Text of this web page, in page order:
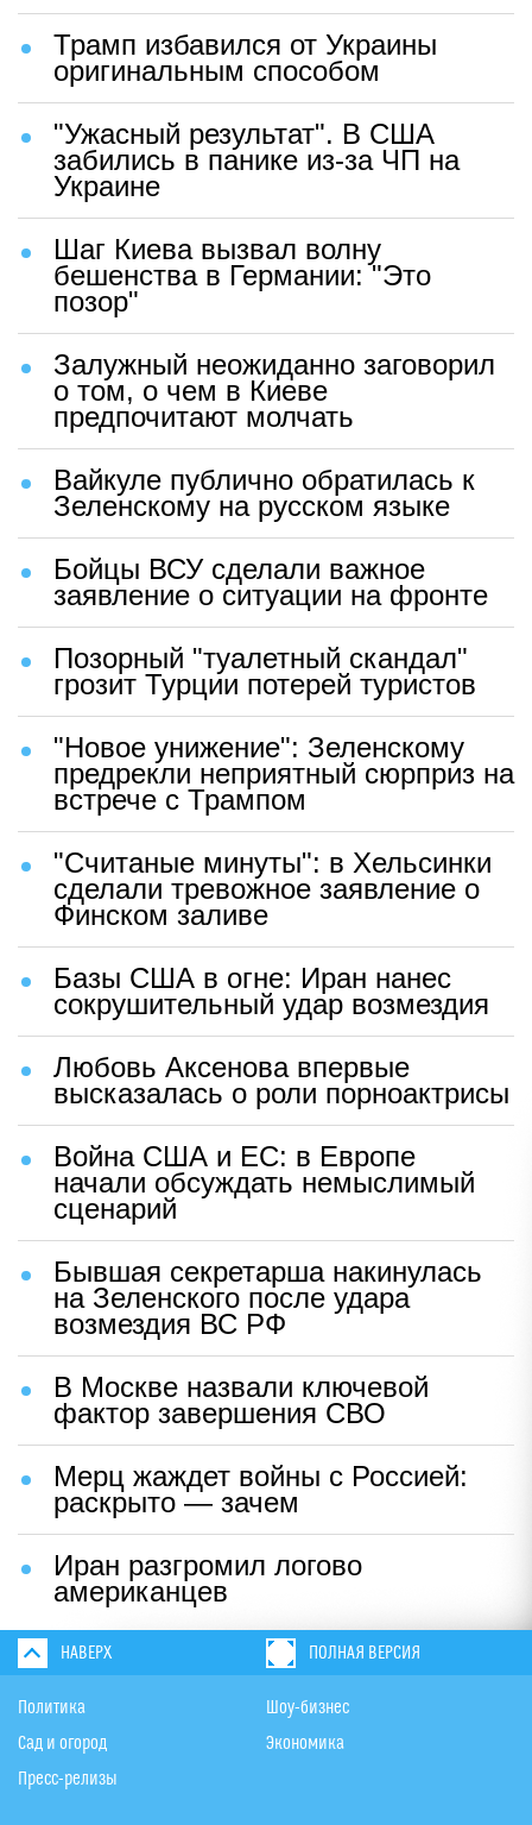
Трамп избавился от Украины
оригинальным способом
"Ужасный результат". В США
забились в панике из-за ЧП на
Украине
Шаг Киева вызвал волну
бешенства в Германии: "Это
позор"
Залужный неожиданно заговорил
о том, о чем в Киеве
предпочитают молчать
Вайкуле публично обратилась к
Зеленскому на русском языке
Бойцы ВСУ сделали важное
заявление о ситуации на фронте
Позорный "туалетный скандал"
грозит Турции потерей туристов
"Новое унижение": Зеленскому
предрекли неприятный сюрприз на
встрече с Трампом
"Считаные минуты": в Хельсинки
сделали тревожное заявление о
Финском заливе
Базы США в огне: Иран нанес
сокрушительный удар возмездия
Любовь Аксенова впервые
высказалась о роли порноактрисы
Война США и ЕС: в Европе
начали обсуждать немыслимый
сценарий
Бывшая секретарша накинулась
на Зеленского после удара
возмездия ВС РФ
В Москве назвали ключевой
фактор завершения СВО
Мерц жаждет войны с Россией:
раскрыто — зачем
Иран разгромил логово
американцев
НАВЕРХ ПОЛНАЯ ВЕРСИЯ
Политика
Сад и огород
Пресс-релизы
Шоу-бизнес
Экономика